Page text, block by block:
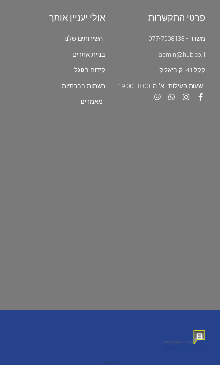
פרטי התקשרות
משרד - 077-7008133
admin@hub.co.il
קקל 41, ק.ביאליק
שעות פעילות : א'-ה' 8:00 - 19:00
אולי יעניין אותך
השירותים שלנו
בניית אתרים
קידום בגוגל
רשתות חברתיות
מאמרים